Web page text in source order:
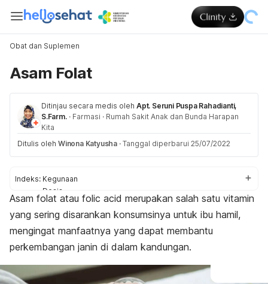
Obat dan Suplemen
Asam Folat
Ditinjau secara medis oleh Apt. Seruni Puspa Rahadianti,
S.Farm. · Farmasi · Rumah Sakit Anak dan Bunda Harapan
Kita
Ditulis oleh Winona Katyusha · Tanggal diperbarui 25/07/2022
Indeks: Kegunaan
Dosis
Aturan pakai
Efek samping
Peringatan dan perhatian
Efek pada ibu hamil dan menyusui
Interaksi obat
Asam folat atau folic acid merupakan salah satu vitamin
yang sering disarankan konsumsinya untuk ibu hamil,
mengingat manfaatnya yang dapat membantu
perkembangan janin di dalam kandungan.